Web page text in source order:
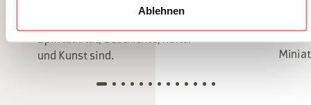
Ablehnen
500 Kilometer in 30 Etappen
Spiritualität, Geschichte, Kultur
und Kunst sind.